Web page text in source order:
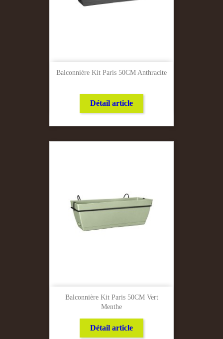
Balconnière Kit Paris 50CM Anthracite
Détail article
Balconnière Kit Paris 50CM Vert
Menthe
Détail article